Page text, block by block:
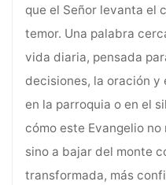
que el Señor levanta el
temor. Una palabra
vida diaria, pensada
decisiones, la oración y
en la parroquia o en el
cómo este Evangelio
sino a bajar del monte
transformada, más